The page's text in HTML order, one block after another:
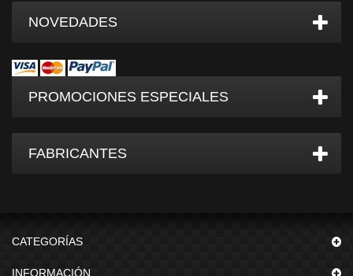
NOVEDADES
PROMOCIONES ESPECIALES
FABRICANTES
CATEGORÍAS
INFORMACIÓN